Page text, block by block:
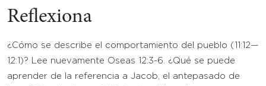
Reflexiona
¿Cómo se describe el comportamiento del pueblo (11:12—
12:1)? Lee nuevamente Oseas 12:3-6. ¿Qué se puede
aprender de la referencia a Jacob, el antepasado de